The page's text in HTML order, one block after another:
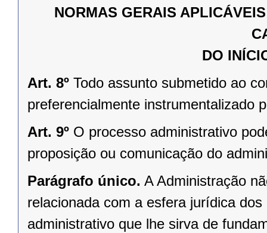
NORMAS GERAIS
DO
Art. 8º Todo assunto submetido ao
preferencialmente instrumentalizado
Art. 9º O processo administrativo
proposição ou comunicação do
Parágrafo único. A Administração
relacionada com a esfera jurídica
administrativo que lhe sirva de